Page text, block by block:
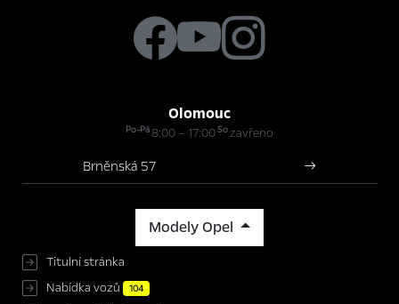
Olomouc
Po-Pá8:00 – 17:00Sozavřeno
Brněnská 57
Modely Opel
Titulní stránka
Nabídka vozů
104